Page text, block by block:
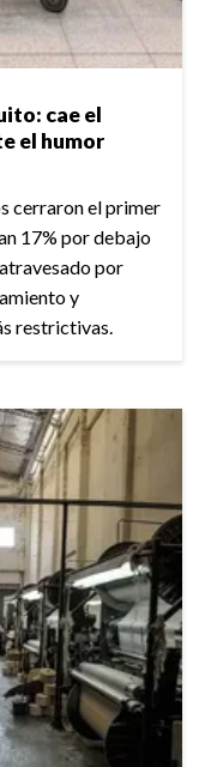
cae el
el humor
cerraron el primer
17% por debajo
por
y
restrictivas.